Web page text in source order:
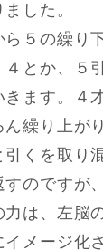
した。
ら５の繰り
４とか、５
きます。４
ん繰り上が
引くを取り
すのですが
力は、左脳
イメージ化